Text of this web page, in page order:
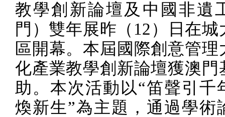
教學創新論壇及中國非遺
門）雙年展昨（ 12 ）日在城
區開幕。本屆國際創意管理
化產業教學創新論壇獲澳門
助。本次活動以“笛聲引千
煥新生”為主題，通過學術